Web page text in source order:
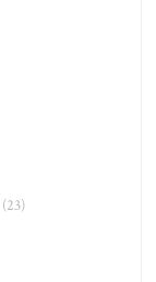
(23)